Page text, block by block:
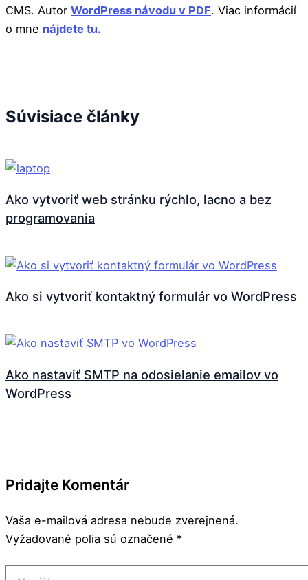
CMS. Autor WordPress návodu v PDF. Viac informácií
o mne nájdete tu.
Súvisiace články
Ako vytvoriť web stránku rýchlo, lacno a bez
programovania
Ako si vytvoriť kontaktný formulár vo WordPress
Ako nastaviť SMTP na odosielanie emailov vo
WordPress
Pridajte Komentár
Vaša e-mailová adresa nebude zverejnená.
Vyžadované polia sú označené *